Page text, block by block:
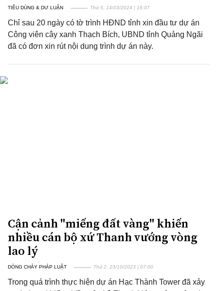
TIÊU DÙNG & DƯ LUẬN Thứ 5, 14/03/2024 | 16:07
Chỉ sau 20 ngày có tờ trình HĐND tỉnh xin đầu tư dự án
Công viên cây xanh Thạch Bích, UBND tỉnh Quảng Ngãi
đã có đơn xin rút nội dung trình dự án này.
Cận cảnh "miếng đất vàng" khiến
nhiều cán bộ xứ Thanh vướng vòng
lao lý
DÒNG CHẢY PHÁP LUẬT Thứ 2, 23/10/2023 | 07:00
Trong quá trình thực hiện dự án Hạc Thành Tower đã xảy